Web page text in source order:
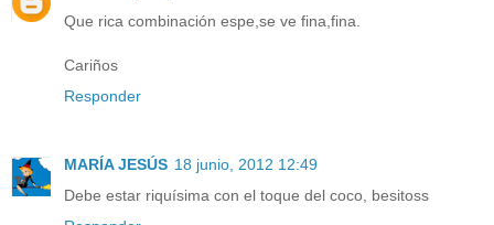
Que rica combinación espe,se ve fina,fina.
Cariños
Responder
MARÍA JESÚS 18 junio, 2012 12:49
Debe estar riquísima con el toque del coco, besitoss